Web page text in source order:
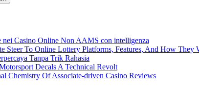
Casino Online Non AAMS con intelligenza
Steer To Online Lottery Platforms, Features, And How They
Tanpa Trik Rahasia
Decals A Technical Revolt
Chemistry Of Associate-driven Casino Reviews